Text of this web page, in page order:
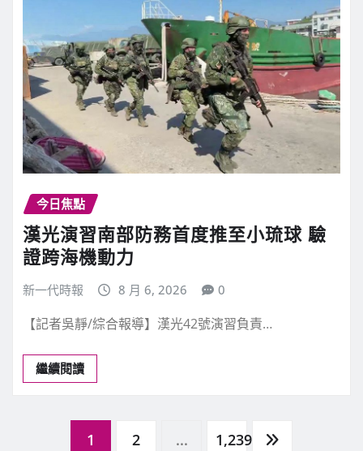
今日焦點
漢光演習南部防務首度推至小琉球 驗
證跨海機動力
新一代時報 8 月 6, 2026 0
【記者吳靜/綜合報導】漢光42號演習負責…
繼續閱讀
1 2 ... 1,239